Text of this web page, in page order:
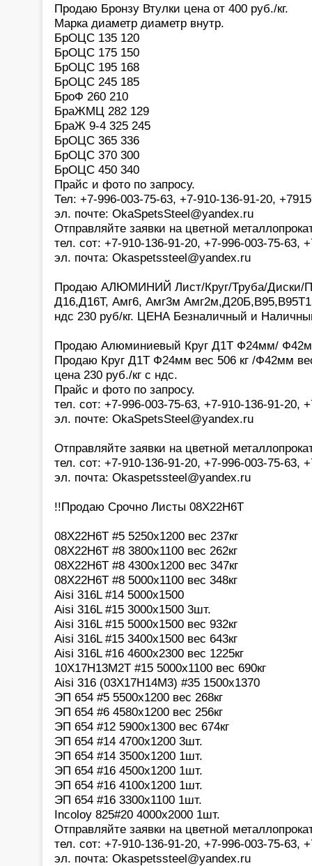
Продаю Бронзу Втулки цена от 400 руб./кг.
Марка диаметр диаметр внутр.
БрОЦС 135 120
БрОЦС 175 150
БрОЦС 195 168
БрОЦС 245 185
БроФ 260 210
БраЖМЦ 282 129
БраЖ 9-4 325 245
БрОЦС 365 336
БрОЦС 370 300
БрОЦС 450 340
Прайс и фото по запросу.
Тел: +7-996-003-75-63, +7-910-136-91-20,
эл. почте: OkaSpetsSteel@yandex.ru
Отправляйте заявки на цветной
тел. сот: +7-910-136-91-20, +7-996-003-75-63,
эл. почта: Okaspetssteel@yandex.ru
Продаю АЛЮМИНИЙ Лист/Круг/Труба/Диски/
Д16,Д16Т, Амг6, Амг3м
ндс 230 руб/кг. ЦЕНА Безналичный и
Продаю Алюминиевый Круг Д1Т Ф24мм/
Продаю Круг Д1Т Ф24мм вес 506 кг /Ф42мм
цена 230 руб./кг с ндс.
Прайс и фото по запросу.
тел. сот: +7-996-003-75-63, +7-910-136-91-20,
эл. почте: OkaSpetsSteel@yandex.ru
Отправляйте заявки на цветной
тел. сот: +7-910-136-91-20, +7-996-003-75-63,
эл. почта: Okaspetssteel@yandex.ru
!!Продаю Срочно Листы 08Х22Н6Т
08Х22Н6Т #5 5250х1200 вес 237кг
08Х22Н6Т #8 3800х1100 вес 262кг
08Х22Н6Т #8 4300х1200 вес 347кг
08Х22Н6Т #8 5000х1100 вес 348кг
Aisi 316L #14 5000х1500
Aisi 316L #15 3000х1500 3шт.
Aisi 316L #15 5000х1500 вес 932кг
Aisi 316L #15 3400х1500 вес 643кг
Aisi 316L #16 4600х2300 вес 1225кг
10Х17Н13М2Т #15 5000х1100 вес 690кг
Aisi 316 (03Х17Н14М3) #35 1500х1370
ЭП 654 #5 5500х1200 вес 268кг
ЭП 654 #6 4580х1200 вес 256кг
ЭП 654 #12 5900х1300 вес 674кг
ЭП 654 #14 4700х1200 3шт.
ЭП 654 #14 3500х1200 1шт.
ЭП 654 #16 4500х1200 1шт.
ЭП 654 #16 4100х1200 1шт.
ЭП 654 #16 3300х1100 1шт.
Incoloy 825#20 4000х2000 1шт.
Отправляйте заявки на цветной
тел. сот: +7-910-136-91-20, +7-996-003-75-63,
эл. почта: Okaspetssteel@yandex.ru